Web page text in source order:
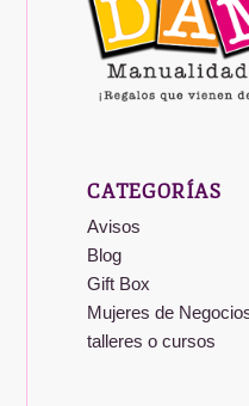
CATEGORÍAS
Avisos
Blog
Gift Box
Mujeres de
talleres o cursos